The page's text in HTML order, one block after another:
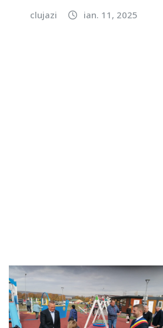
clujazi ian. 11, 2025